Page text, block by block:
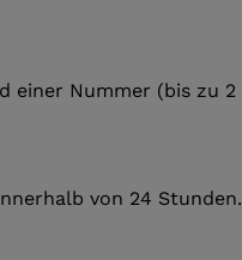
einer Nummer (bis zu 2
von 24 Stunden.